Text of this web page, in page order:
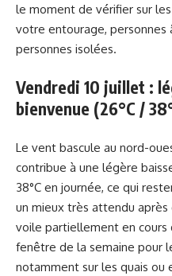
le moment de vérifier sur
votre entourage, personnes
personnes isolées.
Vendredi 10 juillet :
bienvenue (26°C /
Le vent bascule au nord-
contribue à une légère
38°C en journée, ce qui
un mieux très attendu après
voile partiellement en cours
fenêtre de la semaine pour
notamment sur les quais ou